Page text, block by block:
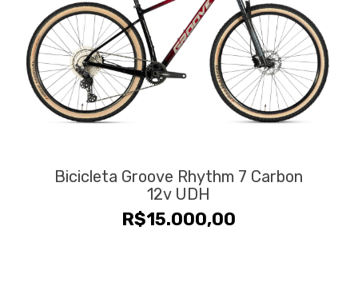
Bicicleta Groove Rhythm 7 Carbon
12v UDH
R$15.000,00